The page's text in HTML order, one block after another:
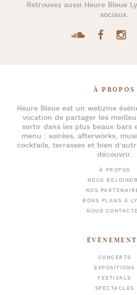
Retrouvez aussi Heure Bleue
sociaux.
À PROPOS
Heure Bleueest un webzine
vocation de partager les
sortir dans les plus beaux bars
menu : soirées, afterworks,
cocktails, terrasses et bien
découvrir.
À PROPOS
NOUS
NOS
BONS PLANS À
NOUS
CONCERTS
EXPOSITIONS
FESTIVALS
SPECTACLES